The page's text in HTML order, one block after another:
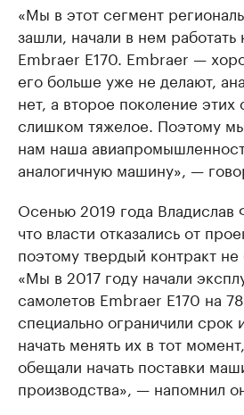
«Мы в этот сегмент
зашли, начали в нем работать
Embraer E170. Embraer —
его больше уже не делают,
нет, а второе поколение этих
слишком тяжелое. Поэтому
нам наша
аналогичную машину», —
Осенью 2019 года Владислав
что власти отказались от
поэтому твердый контракт
«Мы в 2017 году начали
самолетов Embraer E170 на
специально ограничили срок
начать менять их в тот
обещали начать поставки
производства», — напомнил